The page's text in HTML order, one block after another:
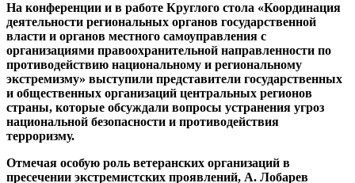
На конференции и в работе Круглого стола «Координация
деятельности региональных органов государственной
власти и органов местного самоуправления с
организациями правоохранительной направленности по
противодействию национальному и региональному
экстремизму» выступили представители государственных
и общественных организаций центральных регионов
страны, которые обсуждали вопросы устранения угроз
национальной безопасности и противодействия
терроризму.
Отмечая особую роль ветеранских организаций в
пресечении экстремистских проявлений, А. Лобарев